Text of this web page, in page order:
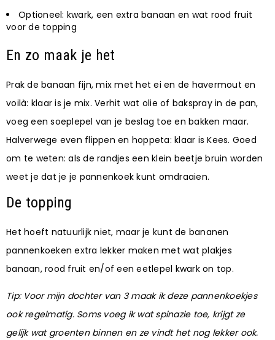
Optioneel: kwark, een extra banaan en wat rood fruit
voor de topping
En zo maak je het
Prak de banaan fijn, mix met het ei en de havermout en
voilà: klaar is je mix. Verhit wat olie of bakspray in de pan,
voeg een soeplepel van je beslag toe en bakken maar.
Halverwege even flippen en hoppeta: klaar is Kees. Goed
om te weten: als de randjes een klein beetje bruin worden
weet je dat je je pannenkoek kunt omdraaien.
De topping
Het hoeft natuurlijk niet, maar je kunt de bananen
pannenkoeken extra lekker maken met wat plakjes
banaan, rood fruit en/of een eetlepel kwark on top.
Tip: Voor mijn dochter van 3 maak ik deze pannenkoekjes
ook regelmatig. Soms voeg ik wat spinazie toe, krijgt ze
gelijk wat groenten binnen en ze vindt het nog lekker ook.